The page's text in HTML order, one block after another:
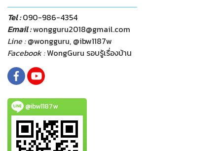
Tel :090-986-4354
Email :wongguru2018@gmail.com
Line :@wongguru, @ibw1187w
Facebook :WongGuru รอบรู้เรื่องบ้าน
@ibw1187w